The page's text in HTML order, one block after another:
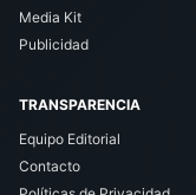
Media Kit
Publicidad
TRANSPARENCIA
Equipo Editorial
Contacto